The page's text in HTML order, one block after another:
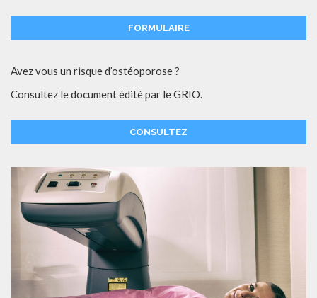
FORMULAIRE
Avez vous un risque d’ostéoporose ?
Consultez le document édité par le GRIO.
CONSULTEZ